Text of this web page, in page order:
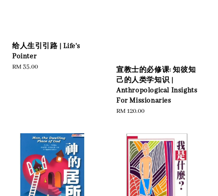
给人生引引路 | Life's
Pointer
Regular
RM 35.00
宣教士的必修课: 知彼知
己的人类学知识 |
Anthropological Insights
For Missionaries
Regular
RM 120.00